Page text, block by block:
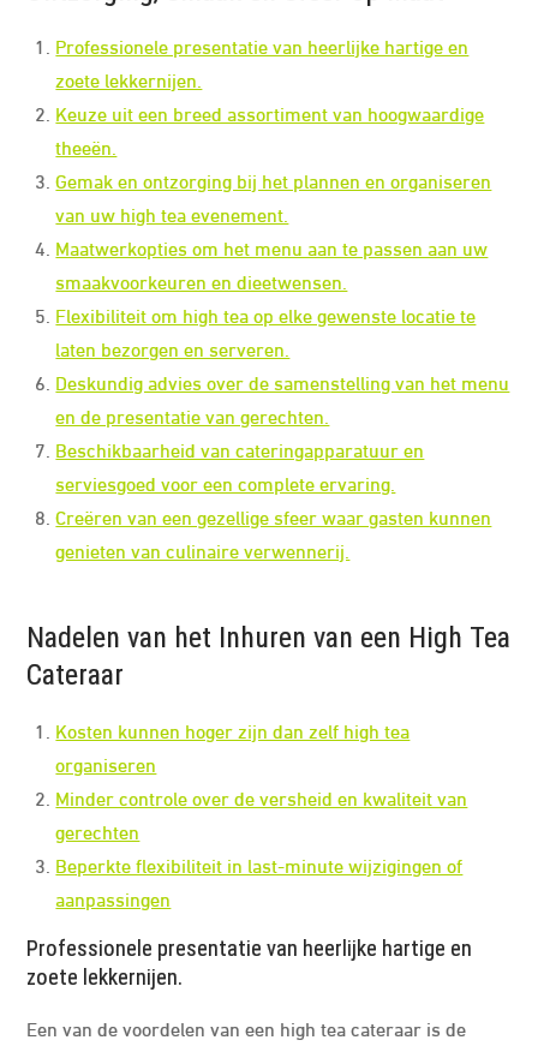
Professionele presentatie van heerlijke hartige en
zoete lekkernijen.
Keuze uit een breed assortiment van hoogwaardige
theeën.
Gemak en ontzorging bij het plannen en organiseren
van uw high tea evenement.
Maatwerkopties om het menu aan te passen aan uw
smaakvoorkeuren en dieetwensen.
Flexibiliteit om high tea op elke gewenste locatie te
laten bezorgen en serveren.
Deskundig advies over de samenstelling van het menu
en de presentatie van gerechten.
Beschikbaarheid van cateringapparatuur en
serviesgoed voor een complete ervaring.
Creëren van een gezellige sfeer waar gasten kunnen
genieten van culinaire verwennerij.
Nadelen van het Inhuren van een High Tea
Cateraar
Kosten kunnen hoger zijn dan zelf high tea
organiseren
Minder controle over de versheid en kwaliteit van
gerechten
Beperkte flexibiliteit in last-minute wijzigingen of
aanpassingen
Professionele presentatie van heerlijke hartige en
zoete lekkernijen.
Een van de voordelen van een high tea cateraar is de